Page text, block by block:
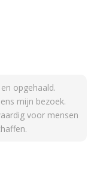
opgehaald.
mijn bezoek.
voor mensen